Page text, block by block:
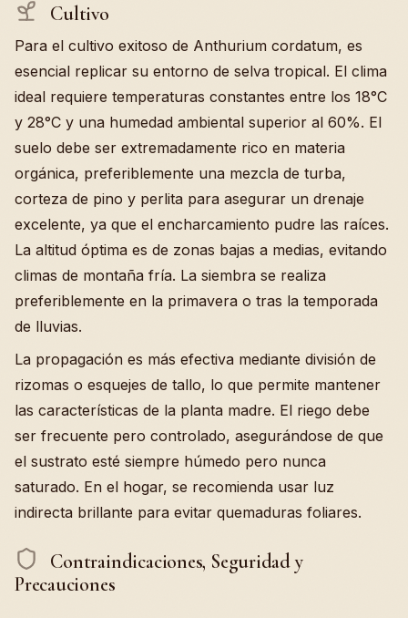
Cultivo
Para el cultivo exitoso de Anthurium cordatum, es
esencial replicar su entorno de selva tropical. El clima
ideal requiere temperaturas constantes entre los 18°C
y 28°C y una humedad ambiental superior al 60%. El
suelo debe ser extremadamente rico en materia
orgánica, preferiblemente una mezcla de turba,
corteza de pino y perlita para asegurar un drenaje
excelente, ya que el encharcamiento pudre las raíces.
La altitud óptima es de zonas bajas a medias, evitando
climas de montaña fría. La siembra se realiza
preferiblemente en la primavera o tras la temporada
de lluvias.
La propagación es más efectiva mediante división de
rizomas o esquejes de tallo, lo que permite mantener
las características de la planta madre. El riego debe
ser frecuente pero controlado, asegurándose de que
el sustrato esté siempre húmedo pero nunca
saturado. En el hogar, se recomienda usar luz
indirecta brillante para evitar quemaduras foliares.
Contraindicaciones, Seguridad y
Precauciones